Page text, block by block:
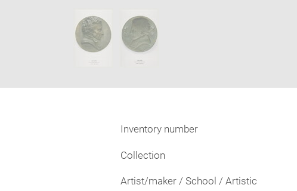
window
SKIP IMAGE CAROUSEL
Inventory number
Collection
Artist/maker / School / Artistic